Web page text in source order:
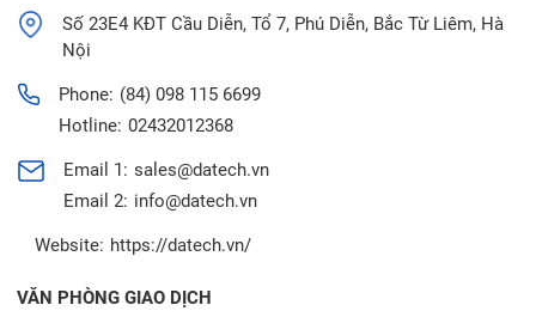
Số 23E4 KĐT Cầu Diễn, Tổ 7, Phú Diễn, Bắc Từ Liêm, Hà
Nội
Phone: (84) 098 115 6699
Hotline: 02432012368
Email 1: sales@datech.vn
Email 2: info@datech.vn
Website: https://datech.vn/
VĂN PHÒNG GIAO DỊCH